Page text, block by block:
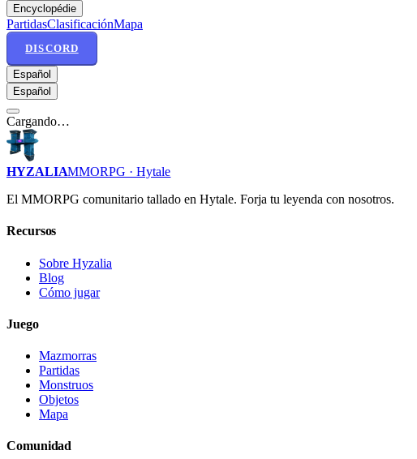
Encyclopédie
PartidasClasificaciónMapa
DISCORD
Español
Español
Cargando…
HYZALIAMMORPG · Hytale
El MMORPG comunitario tallado en Hytale. Forja tu leyenda con nosotros.
Recursos
Sobre Hyzalia
Blog
Cómo jugar
Juego
Mazmorras
Partidas
Monstruos
Objetos
Mapa
Comunidad